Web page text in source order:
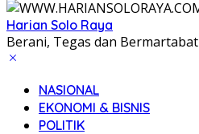
Harian Solo Raya
Berani, Tegas dan Bermartabat
NASIONAL
EKONOMI & BISNIS
POLITIK